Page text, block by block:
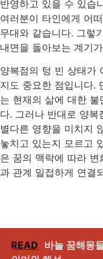
반영하고 있을 수 있습
여러분이 타인에게 어
무대와 같습니다. 그렇
내면을 돌아보는 계기
양복점의 텅 빈 상태가
지도 중요한 점입니다.
는 현재의 삶에 대한
다. 그러나 반대로 양
별다른 영향을 미치지
놓치고 있는지 모르고
은 꿈의 맥락에 따라
과 관계 밀접하게 연결
READ 바늘 꿈해몽